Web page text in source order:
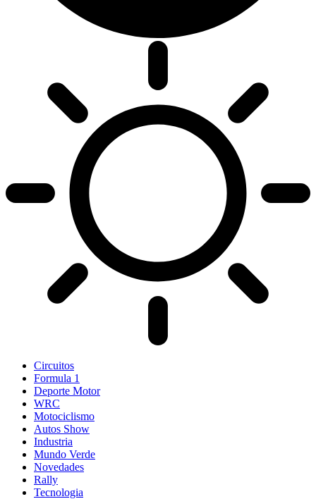
Circuitos
Formula 1
Deporte Motor
WRC
Motociclismo
Autos Show
Industria
Mundo Verde
Novedades
Rally
Tecnologia